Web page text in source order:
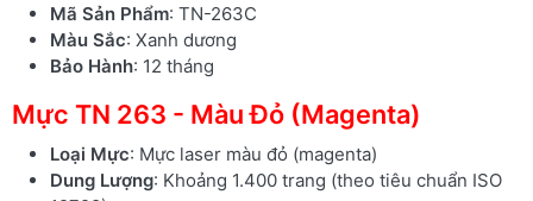
Mã Sản Phẩm: TN-263C
Màu Sắc: Xanh dương
Bảo Hành: 12 tháng
Mực TN 263 - Màu Đỏ (Magenta)
Loại Mực: Mực laser màu đỏ (magenta)
Dung Lượng: Khoảng 1.400 trang (theo tiêu chuẩn ISO